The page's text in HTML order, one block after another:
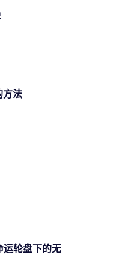
方法
运轮盘下的无